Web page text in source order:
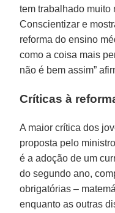
tem trabalhado muito
Conscientizar e
reforma do ensino
como a coisa mais
não é bem assim”
Críticas à
A maior crítica dos
proposta pelo
é a adoção de um
do segundo ano,
obrigatórias –
enquanto as outras